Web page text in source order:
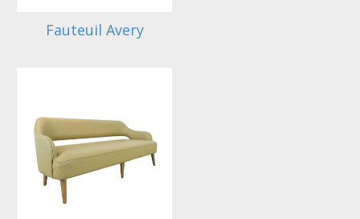
Fauteuil Avery